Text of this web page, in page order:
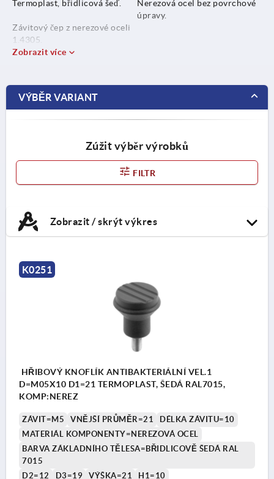
Termoplast, břidlicová šeď.
Závitový čep z nerezové oceli
1.4305.
Nerezová ocel bez povrchové
úpravy.
Zobrazit více
VÝBĚR VARIANT
Zúžit výběr výrobků
FILTR
Zobrazit / skrýt výkres
K0251
HŘIBOVÝ KNOFLÍK ANTIBAKTERIÁLNÍ VEL.1
D=M05X10 D1=21 TERMOPLAST, ŠEDÁ RAL7015,
KOMP:NEREZ
ZÁVIT=M5 VNĚJŠÍ PRŮMĚR=21
DÉLKA ZÁVITU=10
MATERIÁL KOMPONENTY=NEREZOVÁ OCEL
BARVA ZÁKLADNÍHO TĚLESA=BŘIDLICOVĚ ŠEDÁ RAL
7015
D2=12
D3=19 VÝŠKA=21 H1=10